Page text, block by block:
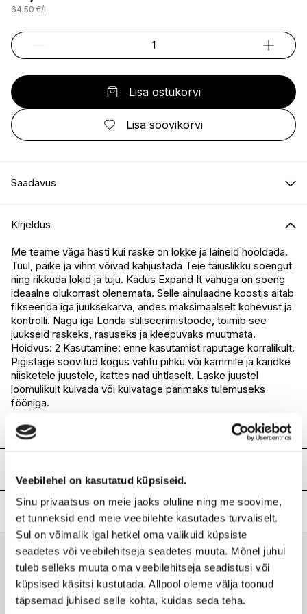
Veebilehel on kasutatud küpsiseid.
Sinu privaatsus on meie jaoks oluline ning me soovime,
et tunneksid end meie veebilehte kasutades turvaliselt.
Sul on võimalik igal hetkel oma valikuid küpsiste
seadetes või veebilehitseja seadetes muuta. Mõnel juhul
tuleb selleks muuta oma veebilehitseja seadistusi või
küpsised käsitsi kustutada. Allpool oleme välja toonud
täpsemad juhised selle kohta, kuidas seda teha.
64.50 €/l
Lisa ostukorvi
Lisa soovikorvi
Saadavus
I.L.U. Kristiine
I.L.U. Ülemiste
Saadaval
I.L.U. Rocca
Saadaval
I.L.U. Lõunakeskus
Saadaval
I.L.U. Pärnu
Saadaval
Kirjeldus
Me teame väga hästi kui raske on lokke ja laineid hooldada.
Tuul, päike ja vihm võivad kahjustada Teie täiuslikku soengut
ning rikkuda lokid ja tuju. Kadus Expand It vahuga on soeng
ideaalne olukorrast olenemata. Selle ainulaadne koostis aitab
fikseerida iga juuksekarva, andes maksimaalselt kohevust ja
kontrolli. Nagu iga Londa stiliseerimistoode, toimib see
juukseid raskeks, rasuseks ja kleepuvaks muutmata.
Hoidvus: 2 Kasutamine: enne kasutamist raputage korralikult.
Pigistage soovitud kogus vahtu pihku või kammile ja kandke
niisketele juustele, kattes nad ühtlaselt. Laske juustel
loomulikult kuivada või kuivatage parimaks tulemuseks
fööniga.
aqua, propane, butane, isobutane, PVP, chitosan,
phenoxyethanol, polyquaternium-16, peg-40 hydrogenated
castor oil, formic acid, parfum, disodium edta,
methylparaben, laureth-4, cetrimonium chloride, benzyl
salicylate, hexyl cinnamal, linalool, citronellol, citric acid
Lisainfo
Kaubamärk
KADUS PROFESSIONAL
Laokood
H0173376
Ribakood
4064666802916
Viimati vaadatud tooted